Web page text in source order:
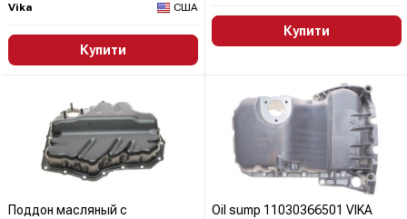
Vika
США
Купити
Купити
Поддон масляный с
Oil sump 11030366501 VIKA